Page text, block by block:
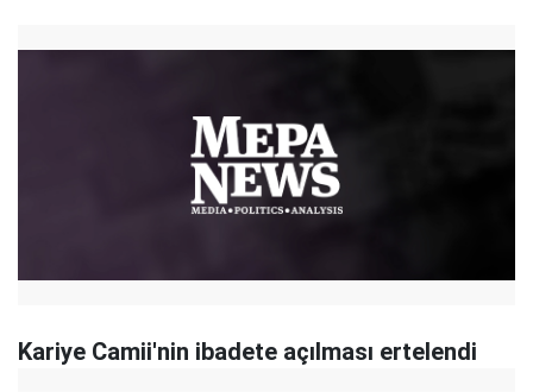
Kariye Camii'nin ibadete açılması ertelendi